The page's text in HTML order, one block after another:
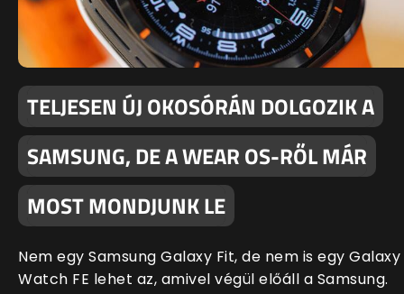
TELJESEN ÚJ OKOSÓRÁN DOLGOZIK A
SAMSUNG, DE A WEAR OS-RŐL MÁR
MOST MONDJUNK LE
Nem egy Samsung Galaxy Fit, de nem is egy Galaxy
Watch FE lehet az, amivel végül előáll a Samsung.